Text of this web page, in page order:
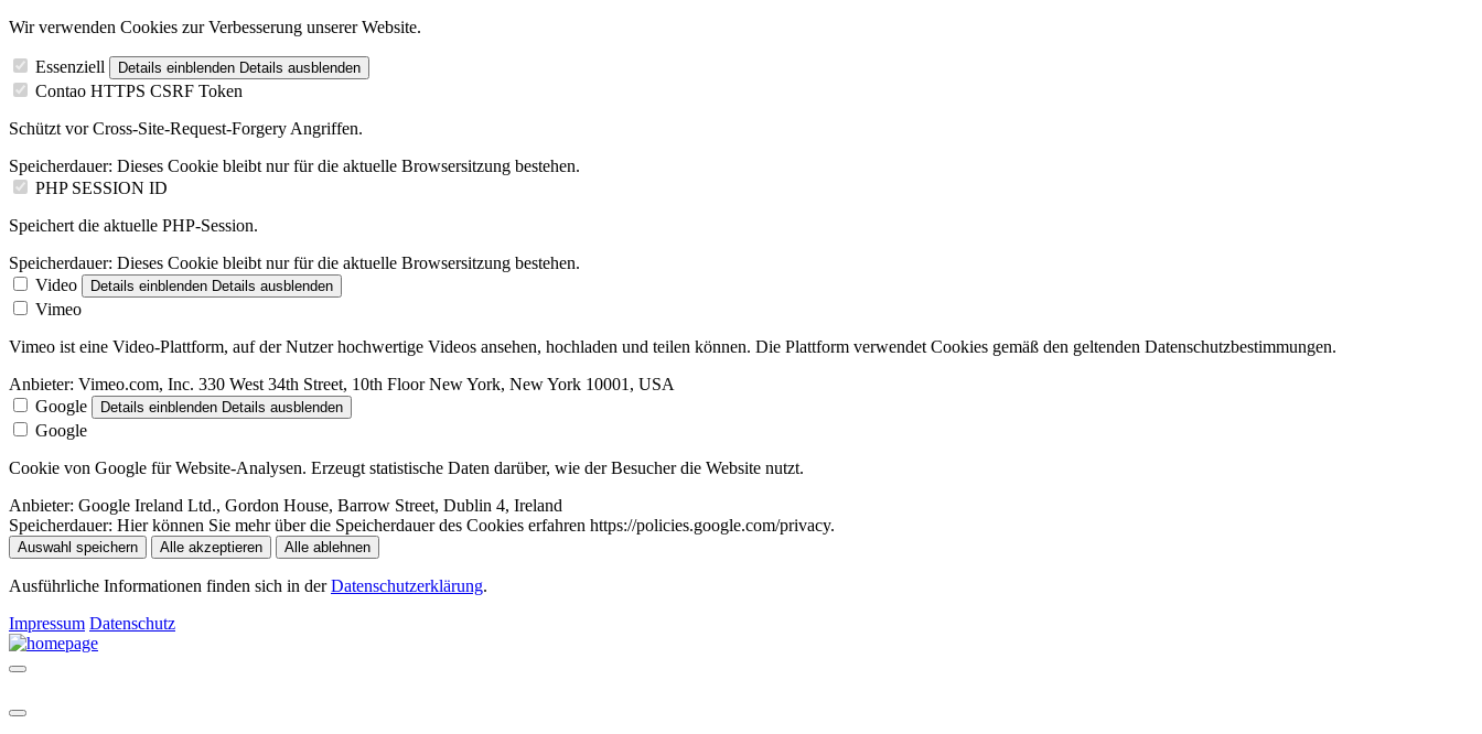
Wir verwenden Cookies zur Verbesserung unserer Website.
Essenziell Details einblenden Details ausblenden
Contao HTTPS CSRF Token
Schützt vor Cross-Site-Request-Forgery Angriffen.
Speicherdauer: Dieses Cookie bleibt nur für die aktuelle Browsersitzung bestehen.
PHP SESSION ID
Speichert die aktuelle PHP-Session.
Speicherdauer: Dieses Cookie bleibt nur für die aktuelle Browsersitzung bestehen.
Video
Details einblenden Details ausblenden
Vimeo
Vimeo ist eine Video-Plattform, auf der Nutzer hochwertige Videos ansehen, hochladen und teilen können. Die Plattform verwendet Cookies gemäß den geltenden Datenschutzbestimmungen.
Anbieter: Vimeo.com, Inc. 330 West 34th Street, 10th Floor New York, New York 10001, USA
Google
Details einblenden Details ausblenden
Google
Cookie von Google für Website-Analysen. Erzeugt statistische Daten darüber, wie der Besucher die Website nutzt.
Anbieter: Google Ireland Ltd., Gordon House, Barrow Street, Dublin 4, Ireland
Speicherdauer: Hier können Sie mehr über die Speicherdauer des Cookies erfahren https://policies.google.com/privacy.
Auswahl speichern Alle akzeptieren Alle ablehnen
Ausführliche Informationen finden sich in derDatenschutzerklärung.
Impressum Datenschutz